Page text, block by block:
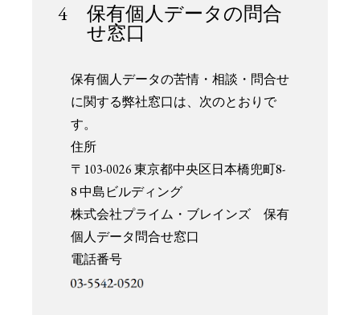
4 保有個人データの問合
せ窓口
保有個人データの苦情・相談・問合せ
に関する弊社窓口は、次のとおりで
す。
住所
〒103-0026 東京都中央区日本橋兜町8-
8 中島ビルディング
株式会社プライム・ブレインズ 保有
個人データ問合せ窓口
電話番号